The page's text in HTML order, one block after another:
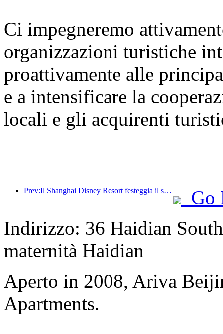
Ci impegneremo
organizzazioni turistiche
proattivamente alle
e a intensificare la
locali e gli acquirenti
Prev:Il Shanghai Disney Resort festeggia il suo decimo anniversario, avendo accolto finora oltre 100 milioni di visitatori.
Go
Indirizzo: 36 Haidian
maternità Haidian
Aperto in 2008, Ariva
Apartments.